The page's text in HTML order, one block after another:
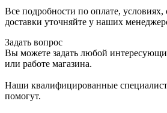
Все подробности по оплате, условиях,
доставки уточняйте у наших
Задать вопрос
Вы можете задать любой
или работе магазина.
Наши квалифицированные
помогут.